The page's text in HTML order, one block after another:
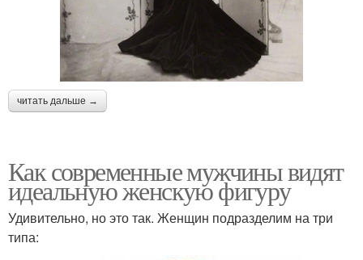
читать дальше →
Как современные мужчины видят
идеальную женскую фигуру
Удивительно, но это так. Женщин подразделим на три
типа: